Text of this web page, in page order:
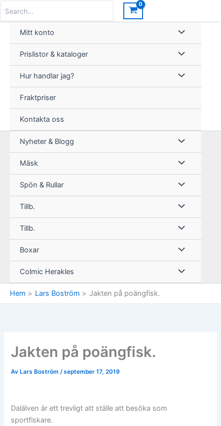
innehåll
for:
Mitt konto
Prislistor & kataloger
Hur handlar jag?
Fraktpriser
Kontakta oss
Nyheter & Blogg
Mäsk
Spön & Rullar
Tillb.
Tillb.
Boxar
Colmic Herakles
Hem Lars Boström Jakten på poängfisk.
Jakten på poängfisk.
Av Lars Boström/september 17, 2019
Dalälven är ett trevligt att ställe att besöka som
sportfiskare.